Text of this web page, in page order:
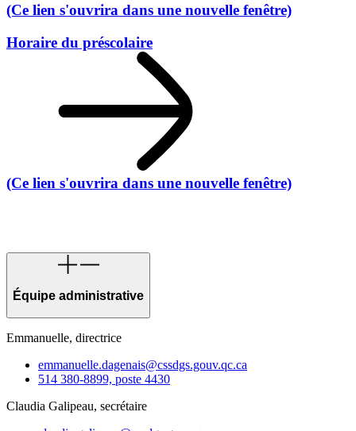
(Ce lien s'ouvrira dans une nouvelle fenêtre)
Horaire du préscolaire
(Ce lien s'ouvrira dans une nouvelle fenêtre)
Équipe administrative
Emmanuelle, directrice
emmanuelle.dagenais@cssdgs.gouv.qc.ca
514 380-8899, poste 4430
Claudia Galipeau, secrétaire